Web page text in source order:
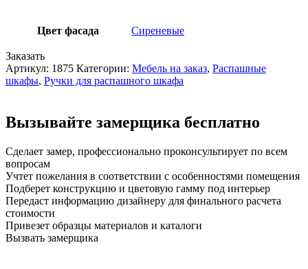
Цвет фасада Сиреневые
Заказать
Артикул: 1875 Категории: Мебель на заказ, Распашные
шкафы, Ручки для распашного шкафа
Вызывайте замерщика бесплатно
Сделает замер, профессионально проконсультирует по всем
вопросам
Учтет пожелания в соответствии с особенностями помещения
Подберет конструкцию и цветовую гамму под интерьер
Передаст информацию дизайнеру для финального расчета
стоимости
Привезет образцы материалов и каталоги
Вызвать замерщика